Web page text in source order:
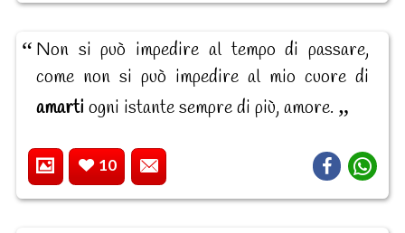
Non si può impedire al tempo di passare,
come non si può impedire al mio cuore di
amarti ogni istante sempre di più, amore.
10